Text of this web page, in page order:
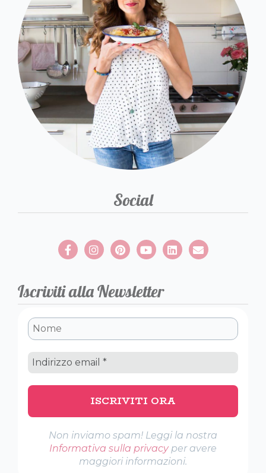
Social
Iscriviti alla Newsletter
Non inviamo spam! Leggi la nostra
Informativa sulla privacyper avere
maggiori informazioni.